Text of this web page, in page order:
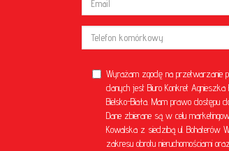
Wyrażam zgodę na przetwarzanie
danych jest Biuro Konkret
Bielsko-Biała. Mam prawo dostępu
Dane zbierane są w celu
Kowalska z siedzibą ul. Bohaterów
zakresu obrotu nieruchomościami